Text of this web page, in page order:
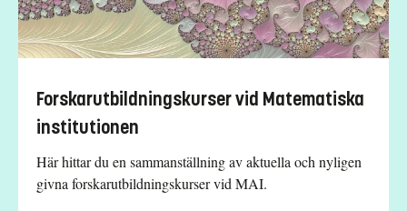
Forskarutbildningskurser vid Matematiska
institutionen
Här hittar du en sammanställning av aktuella och nyligen
givna forskarutbildningskurser vid MAI.